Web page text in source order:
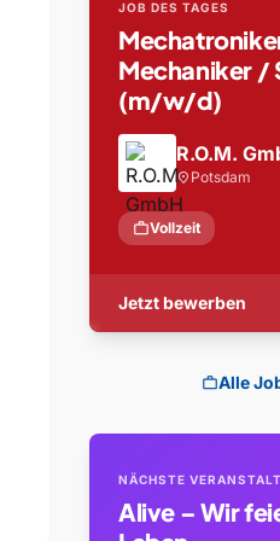
JOB DES TAGES
Mechaniker /
(m/w/d)
R.O.M.
location_on Potsdam
workVollzeit
Jetzt bewerben
workAlle
NÄCHSTE
Alive – Wir